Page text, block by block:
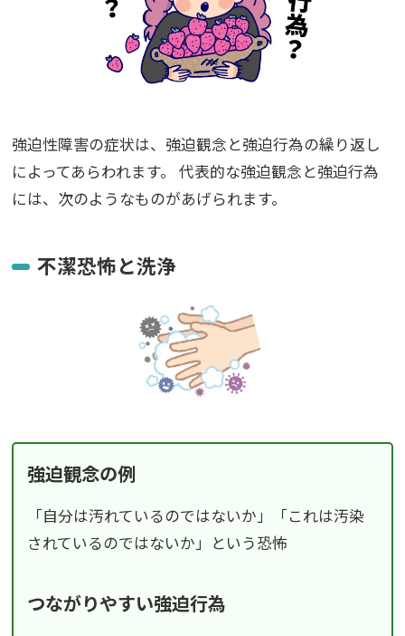
強迫性障害の症状は、強迫観念と強迫行為の繰り返し
によってあらわれます。
代表的な強迫観念と強迫行為
には、次のようなものがあげられます。
不潔恐怖と洗浄
強迫観念の例
「自分は汚れているのではないか」「これは汚染
されているのではないか」という恐怖
つながりやすい強迫行為